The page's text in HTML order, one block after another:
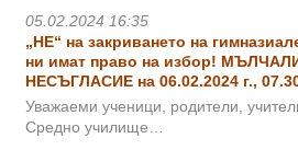
05.02.2024 16:35
„НЕ“ на закриването на
ни имат право на избор!
НЕСЪГЛАСИЕ на 06.02.2024 г.,
Уважаеми ученици, родители,
Средно училище…